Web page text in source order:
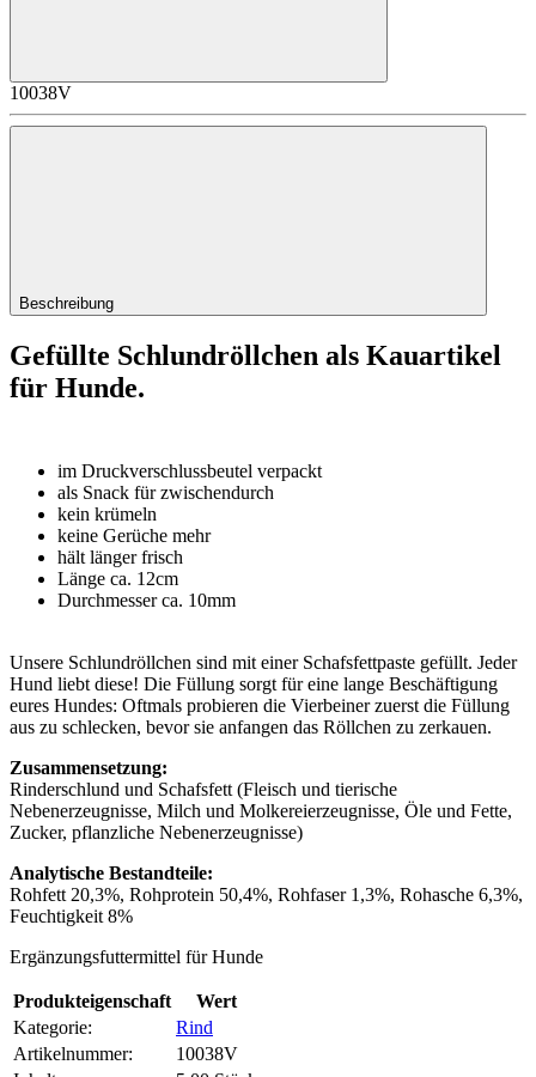
10038V
Beschreibung
Gefüllte Schlundröllchen als Kauartikel
für Hunde.
im Druckverschlussbeutel verpackt
als Snack für zwischendurch
kein krümeln
keine Gerüche mehr
hält länger frisch
Länge ca. 12cm
Durchmesser ca. 10mm
Unsere Schlundröllchen sind mit einer Schafsfettpaste gefüllt. Jeder
Hund liebt diese! Die Füllung sorgt für eine lange Beschäftigung
eures Hundes: Oftmals probieren die Vierbeiner zuerst die Füllung
aus zu schlecken, bevor sie anfangen das Röllchen zu zerkauen.
Zusammensetzung:
Rinderschlund und Schafsfett (Fleisch und tierische
Nebenerzeugnisse, Milch und Molkereierzeugnisse, Öle und Fette,
Zucker, pflanzliche Nebenerzeugnisse)
Analytische Bestandteile:
Rohfett 20,3%, Rohprotein 50,4%, Rohfaser 1,3%, Rohasche 6,3%,
Feuchtigkeit 8%
Ergänzungsfuttermittel für Hunde
Produkteigenschaft
Wert
Kategorie:
Rind
Artikelnummer:
10038V